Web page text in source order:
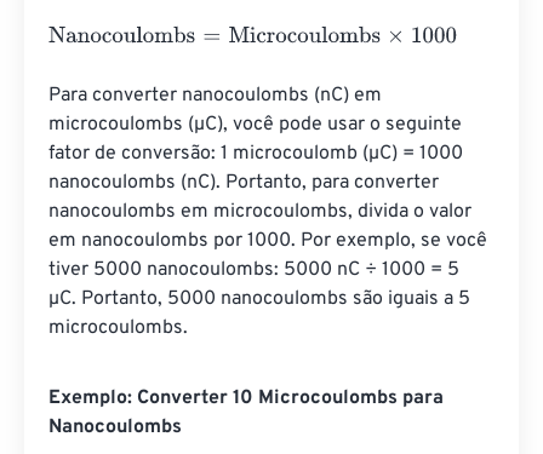
Nanocoulombs=Microcoulombs×1000
Para converter nanocoulombs (nC) em
microcoulombs (µC), você pode usar o seguinte
fator de conversão: 1 microcoulomb (µC) = 1000
nanocoulombs (nC). Portanto, para converter
nanocoulombs em microcoulombs, divida o valor
em nanocoulombs por 1000. Por exemplo, se você
tiver 5000 nanocoulombs: 5000 nC ÷ 1000 = 5
µC. Portanto, 5000 nanocoulombs são iguais a 5
microcoulombs.
Exemplo: Converter 10 Microcoulombs para
Nanocoulombs